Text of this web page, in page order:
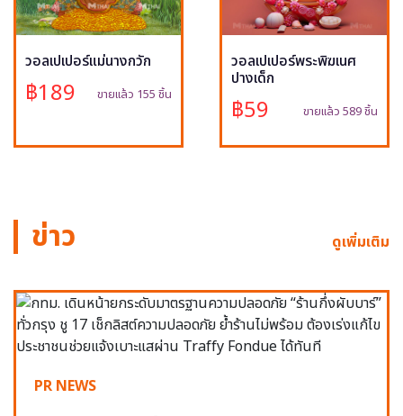
วอลเปเปอร์แม่นางกวัก
฿189 ขายแล้ว 155 ชิ้น
วอลเปเปอร์พระพิฆเนศ
ปางเด็ก
฿59 ขายแล้ว 589 ชิ้น
ข่าว ดูเพิ่มเติม
PR NEWS